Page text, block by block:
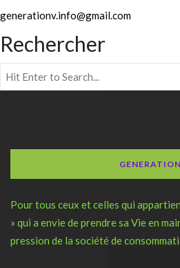
generationv.info@gmail.com
Rechercher
Pour tous ceux et celles qui
» qui a envie de prendre sa Vie en
pression de la société de